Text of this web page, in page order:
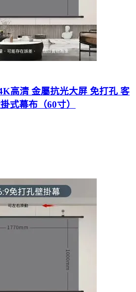
高清 金屬抗光大屏 免打孔 客
式幕布（60寸）